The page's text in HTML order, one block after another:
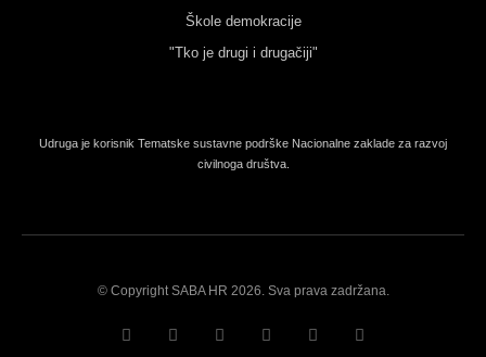
Škole demokracije
"Tko je drugi i drugačiji"
Udruga je korisnik Tematske sustavne podrške Nacionalne zaklade za razvoj
civilnoga društva.
© Copyright SABA HR 2026. Sva prava zadržana.